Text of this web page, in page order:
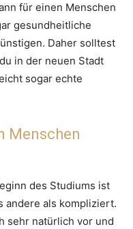
für einen Menschen
gesundheitliche
Daher solltest
in der neuen Stadt
sogar echte
Menschen
des Studiums ist
andere als kompliziert.
sehr natürlich vor und